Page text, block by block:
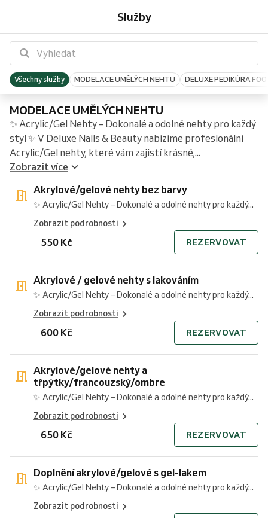
Služby
Všechny služby MODELACE UMĚLÝCH NEHTU DELUXE PEDIKÚRA
MODELACE UMĚLÝCH NEHTU
✨ Acrylic/Gel Nehty – Dokonalé a odolné nehty pro každý
styl ✨ V Deluxe Nails & Beauty nabízíme profesionální
Acrylic/Gel nehty, které vám zajistí krásné,...
Zobrazit více
barvy
Akrylové/gelové nehty bez barvy
✨ Acrylic/Gel Nehty – Dokonalé a odolné nehty pro každý...
Zobrazit podrobnosti
550 Kč REZERVOVAT
nehty
s
lakováním
Akrylové / gelové nehty s lakováním
✨ Acrylic/Gel Nehty – Dokonalé a odolné nehty pro každý...
Zobrazit podrobnosti
600 Kč REZERVOVAT
třpýtky/francouzský/ombre
Akrylové/gelové nehty a
třpýtky/francouzský/ombre
✨ Acrylic/Gel Nehty – Dokonalé a odolné nehty pro každý...
Zobrazit podrobnosti
650 Kč REZERVOVAT
gel-
lakem
Doplnění akrylové/gelové s gel-lakem
✨ Acrylic/Gel Nehty – Dokonalé a odolné nehty pro každý...
Zobrazit podrobnosti
a
třpitky/francouzský/ombre
lakováním
O.P.I
gel-
lakem
/
CND
Shellac
O.P.I
lakem
/
CND
Shellac
lakem
Shellac
O.P.I